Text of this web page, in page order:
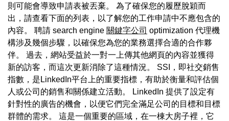
則可能會導致申請表被丟棄。 為了確保您的履歷脫穎而
出，請查看下面的列表，以了解您的工作申請中不應包含的
內容。 聘請 search engine 關鍵字公司 optimization 代理機
構涉及幾個步驟，以確保您為您的業務選擇合適的合作夥
伴。 過去，網站受益於一對一上傳其他網頁的內容並獲得
新的訪客，而這次更新消除了這種情況。 SSI，即社交銷售
指數，是LinkedIn平台上的重要指標，有助於衡量和評估個
人或公司的銷售和關係建立活動。 LinkedIn 提供了設定有
針對性的廣告的機會，以便它們完全滿足公司的目標和目標
群體的需求。 這是一個重要的區域，在一棟大房子裡，它